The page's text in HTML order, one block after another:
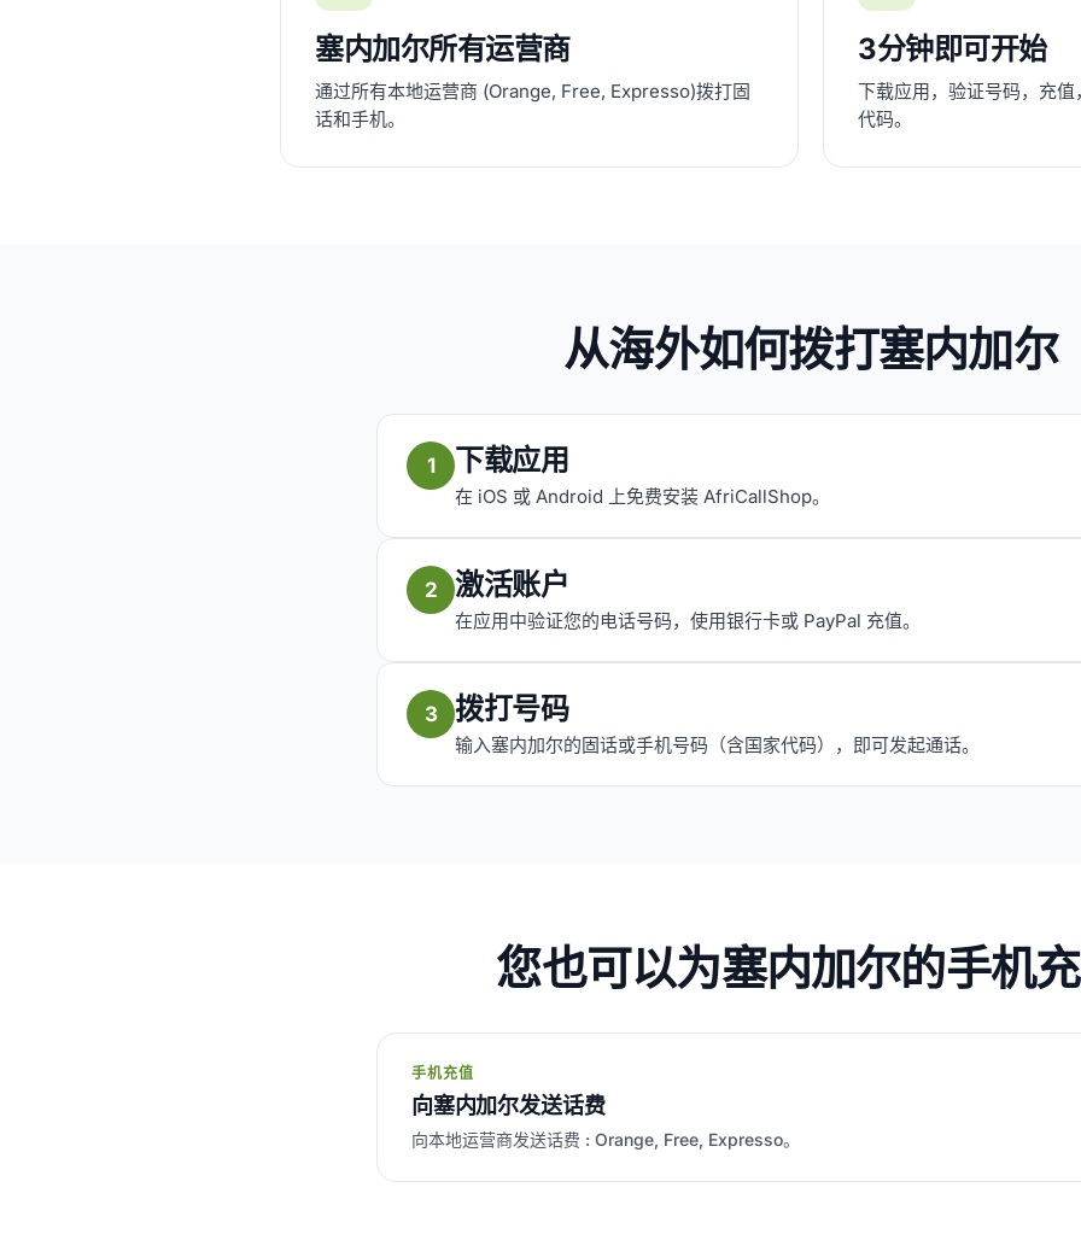
塞内加尔所有运营商
通过所有本地运营商 (Orange, Free, Expresso)拨打固
话和手机。
3分钟即可开始
下载应用，验证号码，充
代码。
从海外如何拨打塞内加尔
1 下载应用
在 iOS 或 Android 上免费安装 AfriCallShop。
2 激活账户
在应用中验证您的电话号码，使用银行卡或 PayPal 充值。
3 拨打号码
输入塞内加尔的固话或手机号码（含国家代码），即可发起通话。
您也可以为塞内加尔的手机
手机充值
向塞内加尔发送话费
向本地运营商发送话费 : Orange, Free, Expresso。